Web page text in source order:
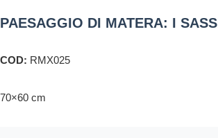
PAESAGGIO DI MATERA: I
COD: RMX025
70×60 cm